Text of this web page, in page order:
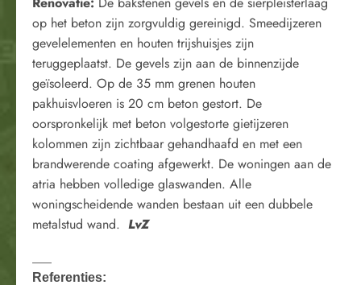
op het beton zijn zorgvuldig gereinigd. Smeedijzeren
gevelelementen en houten trijshuisjes zijn
teruggeplaatst. De gevels zijn aan de binnenzijde
geïsoleerd. Op de 35 mm grenen houten
pakhuisvloeren is 20 cm beton gestort. De
oorspronkelijk met beton volgestorte gietijzeren
kolommen zijn zichtbaar gehandhaafd en met een
brandwerende coating afgewerkt. De woningen aan de
atria hebben volledige glaswanden. Alle
woningscheidende wanden bestaan uit een dubbele
metalstud wand. LvZ
Referenties: